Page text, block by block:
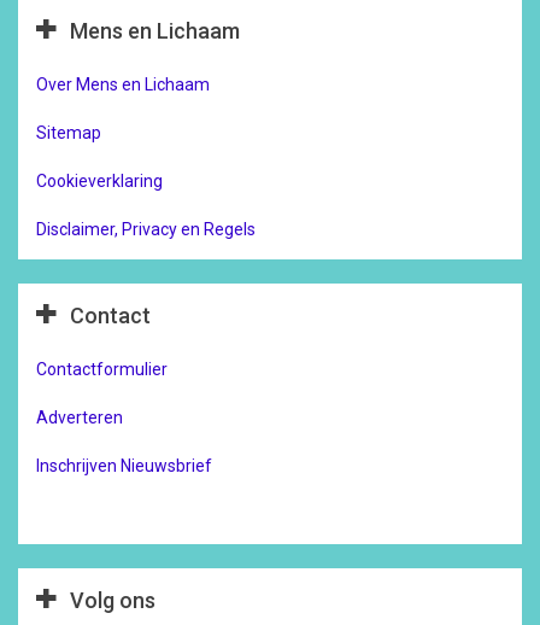
Mens en Lichaam
Over Mens en Lichaam
Sitemap
Cookieverklaring
Disclaimer, Privacy en Regels
Contact
Contactformulier
Adverteren
Inschrijven Nieuwsbrief
Volg ons